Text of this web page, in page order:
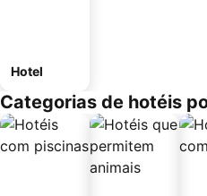
Hotel
Categorias de hotéis